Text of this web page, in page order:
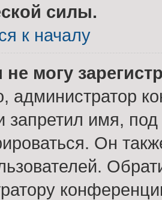
силы.
к началу
могу
администратор
запретил имя,
Он